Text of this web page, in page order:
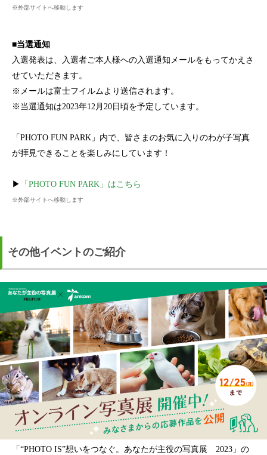
※外部サイトへ移動します
■当選通知
入選発表は、入選者ご本人様への入選通知メールをもってかえさ
せていただきます。
※メールは富士フイルムより送信されます。
※当選通知は2023年12月20日頃を予定しています。
「PHOTO FUN PARK」内で、皆さまのお気に入りのわが子写真
が拝見できることを楽しみにしています！
▶ 「PHOTO FUN PARK」はこちら
※外部サイトへ移動します
その他イベントのご紹介
「“PHOTO IS”想いをつなぐ。あなたが主役の写真展 2023」の